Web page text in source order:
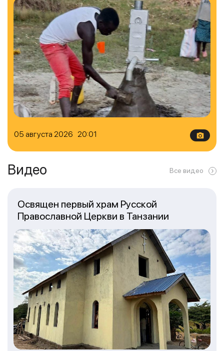
05 августа 2026 20:01
Видео Все видео
Освящен первый храм Русской
Православной Церкви в Танзании